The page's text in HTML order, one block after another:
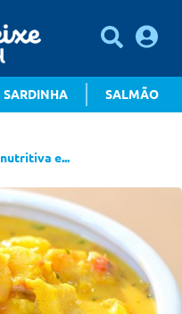
SARDINHA SALMÃO
e...